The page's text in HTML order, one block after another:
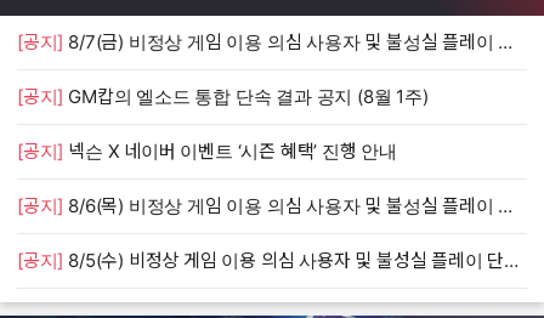
[공지] 8/7(금) 비정상 게임 이용 의심 사용자 및 불성실 플레이 단속 안내
[공지] GM캅의 엘소드 통합 단속 결과 공지 (8월 1주)
[공지] 넥슨 X 네이버 이벤트 ‘시즌 혜택’ 진행 안내
[공지] 8/6(목) 비정상 게임 이용 의심 사용자 및 불성실 플레이 단속 안내
[공지] 8/5(수) 비정상 게임 이용 의심 사용자 및 불성실 플레이 단속 안내